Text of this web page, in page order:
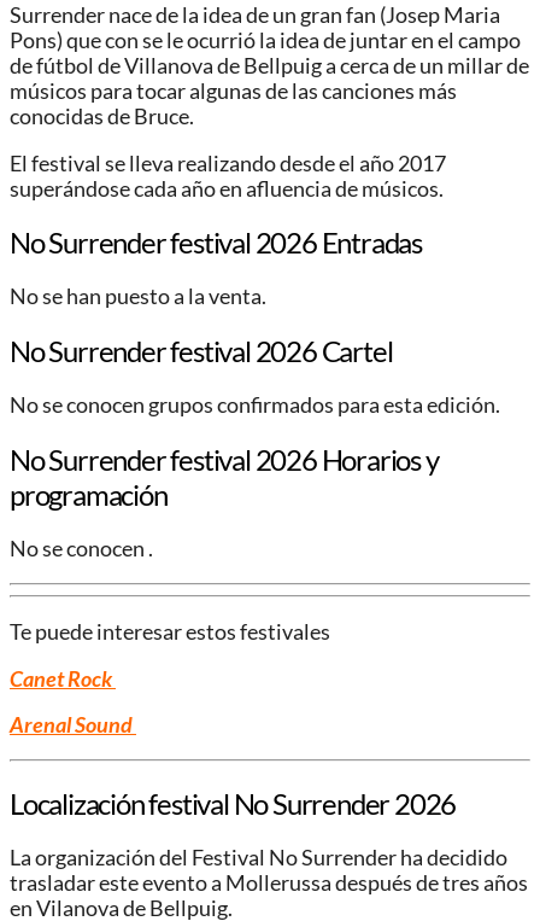
Surrender nace de la idea de un gran fan (Josep Maria
Pons) que con se le ocurrió la idea de juntar en el campo
de fútbol de Villanova de Bellpuig a cerca de un millar de
músicos para tocar algunas de las canciones más
conocidas de Bruce.
El festival se lleva realizando desde el año 2017
superándose cada año en afluencia de músicos.
No Surrender festival 2026 Entradas
No se han puesto a la venta.
No Surrender festival 2026 Cartel
No se conocen grupos confirmados para esta edición.
No Surrender festival 2026 Horarios y
programación
No se conocen .
Te puede interesar estos festivales
Canet Rock
Arenal Sound
Localización festival No Surrender 2026
La organización del Festival No Surrender ha decidido
trasladar este evento a Mollerussa después de tres años
en Vilanova de Bellpuig.